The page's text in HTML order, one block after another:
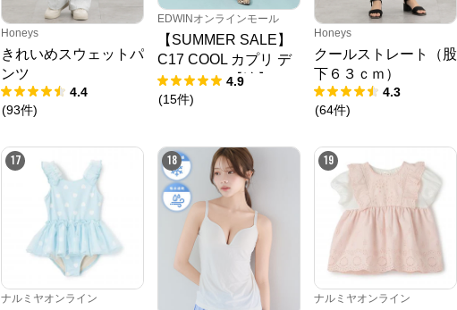
Honeys
きれいめスウェットパ
ンツ
4.4
(93件)
EDWINオンラインモール
【SUMMER SALE】
C17 COOL カプリ デ
ニムパンツ【涼】
4.9
(15件)
Honeys
クールストレート（股
下６３ｃｍ）
4.3
(64件)
17
ナルミヤオンライン
18 19
ナルミヤオンライン
レディースファッションを中心に、ライフスタイルを豊かにするオリジナルア
イテムをご提案します。